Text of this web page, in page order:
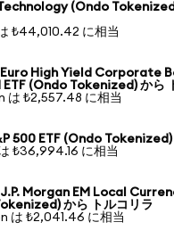
(Ondo
₺44,010.42 に相当
High Yield Corporate
(Ondo Tokenized) から
は ₺2,557.48 に相当
500 ETF (Ondo Tokenized)
₺36,994.16 に相当
Morgan EM Local
から トルコリラ
は ₺2,041.46 に相当